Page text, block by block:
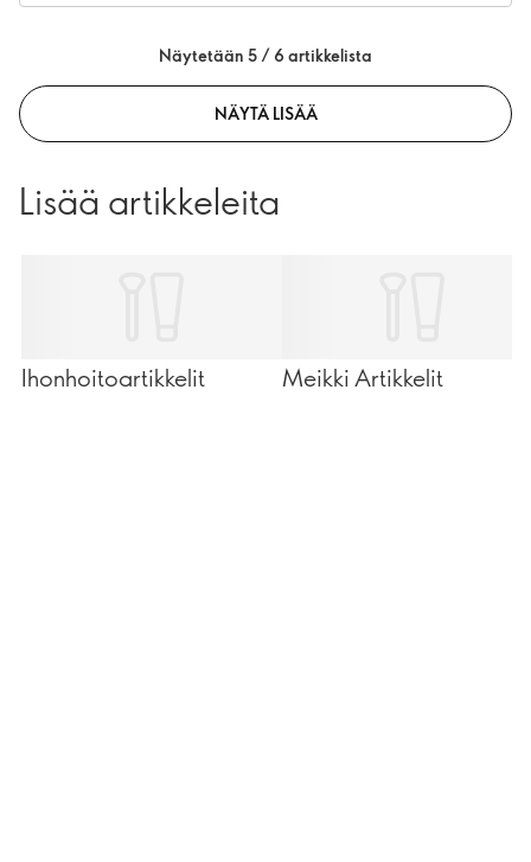
Näytetään 5 / 6 artikkelista
NÄYTÄ LISÄÄ
Lisää artikkeleita
Ihonhoitoartikkelit Meikki Artikkelit